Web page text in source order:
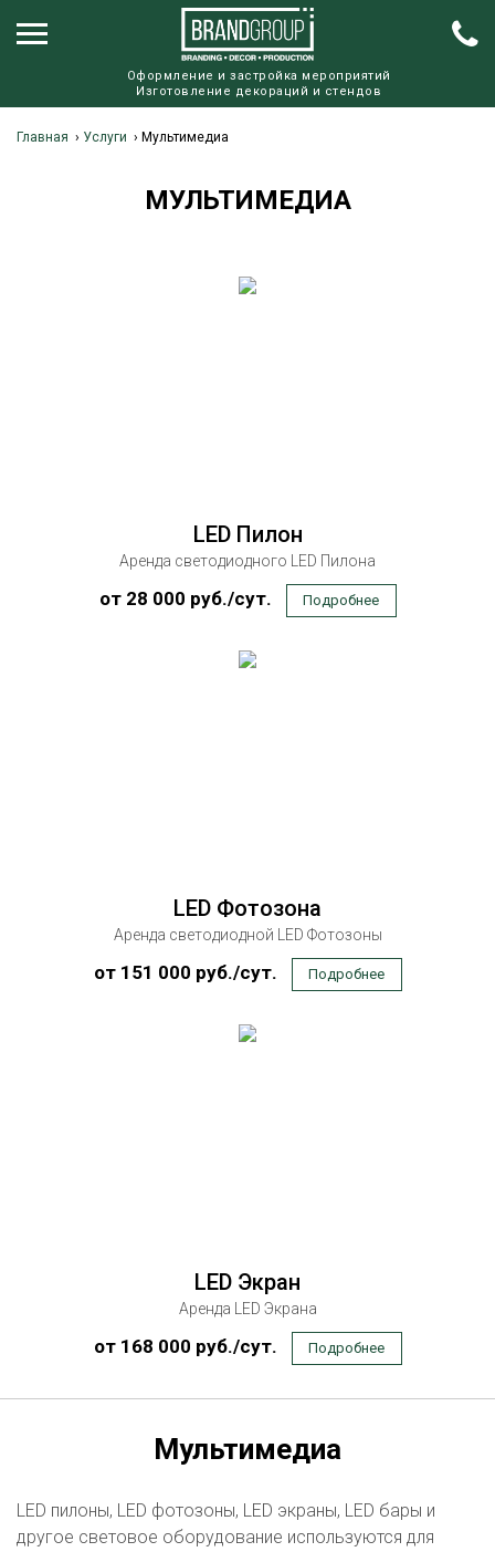
Оформление и застройка мероприятий
Изготовление декораций и стендов
Главная › Услуги › Мультимедиа
МУЛЬТИМЕДИА
LED Пилон
Аренда светодиодного LED Пилона
от 28 000 руб./сут. Подробнее
LED Фотозона
Аренда светодиодной LED Фотозоны
от 151 000 руб./сут. Подробнее
LED Экран
Аренда LED Экрана
от 168 000 руб./сут. Подробнее
Мультимедиа
LED пилоны, LED фотозоны, LED экраны, LED бары и
другое световое оборудование используются для